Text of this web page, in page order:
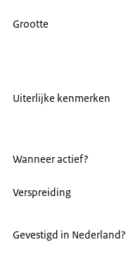
Grootte
Uiterlijke kenmerken
Wanneer actief?
Verspreiding
Gevestigd in Nederland?